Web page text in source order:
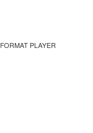
PLAYER